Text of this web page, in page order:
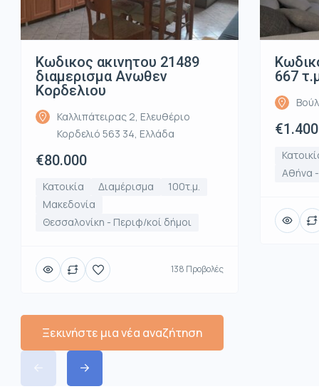
Κωδικος ακινητου 21489
διαμερισμα Ανωθεν
Κορδελιου
Καλλιπάτειρας 2, Ελευθέριο
Κορδελιό 563 34, Ελλάδα
€80.000
Κατοικία Διαμέρισμα
100τ.μ.
Μακεδονία
Θεσσαλονίκη - Περιφ/κοί δήμοι
138 Προβολές
667
Αθήνα
Ξεκινήστε μια νέα αναζήτηση